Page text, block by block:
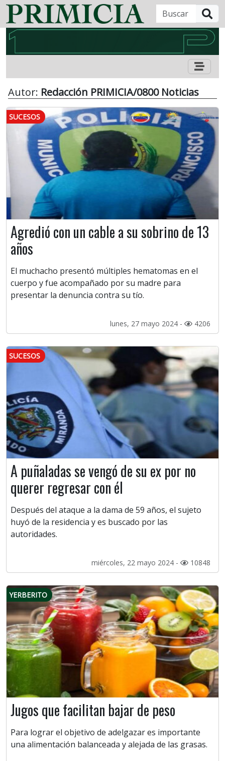
Autor: Redacción PRIMICIA/0800 Noticias
SUCESOS
Agredió con un cable a su sobrino de 13
años
El muchacho presentó múltiples hematomas en el
cuerpo y fue acompañado por su madre para
presentar la denuncia contra su tío.
lunes, 27 mayo 2024 - 4206
SUCESOS
A puñaladas se vengó de su ex por no
querer regresar con él
Después del ataque a la dama de 59 años, el sujeto
huyó de la residencia y es buscado por las
autoridades.
miércoles, 22 mayo 2024 - 10848
YERBERITO
Jugos que facilitan bajar de peso
Para lograr el objetivo de adelgazar es importante
una alimentación balanceada y alejada de las grasas.